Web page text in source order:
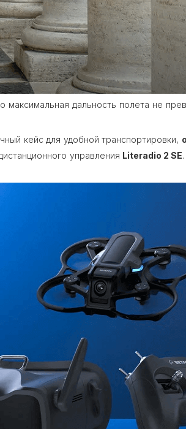
максимальная дальность полета не
кейс для удобной транспортировки,
управления Literadio 2 SE